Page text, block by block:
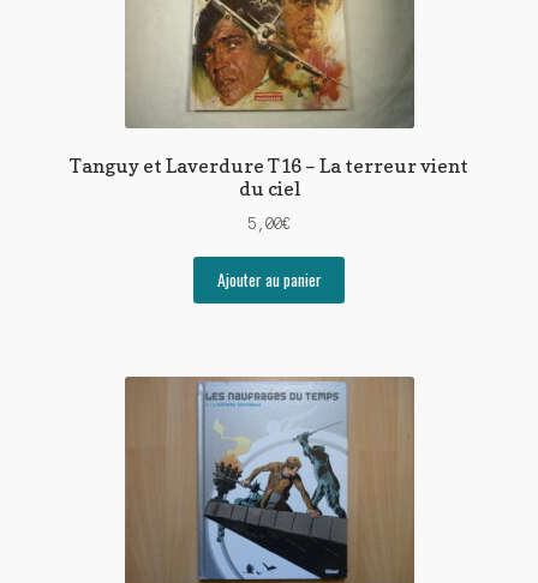
Tanguy et Laverdure T16 – La terreur vient
du ciel
5,00€
Ajouter au panier